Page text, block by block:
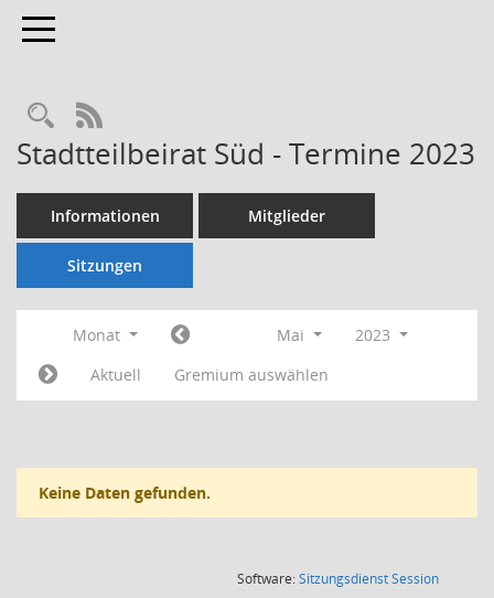
Toggle navigation
Rechercheauswahl
RSS-Feed
Stadtteilbeirat Süd - Termine 2023
Informationen Mitglieder
Sitzungen
Monat Mai
2023
Aktuell
Gremium auswählen
Keine Daten gefunden.
Software:SitzungsdienstSession(Wird in